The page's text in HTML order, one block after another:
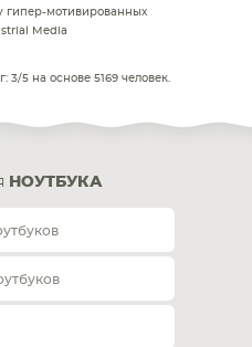
гипер-мотивированных
Media
3/5 на основе 5169 человек.
НОУТБУКА